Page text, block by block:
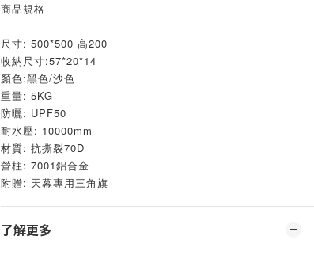
商品規格
尺寸: 500*500 高200
收納尺寸:57*20*14
顏色:黑色/沙色
重量: 5KG
防曬: UPF50
耐水壓: 10000mm
材質: 抗撕裂70D
營柱: 7001鋁合金
附贈: 天幕專用三角旗
了解更多